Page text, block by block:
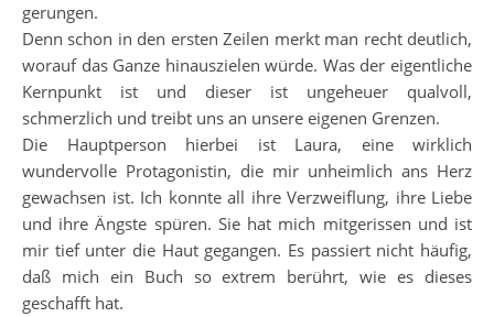
gerungen.
Denn schon in den ersten Zeilen merkt man recht deutlich,
worauf das Ganze hinauszielen würde. Was der eigentliche
Kernpunkt ist und dieser ist ungeheuer qualvoll,
schmerzlich und treibt uns an unsere eigenen Grenzen.
Die Hauptperson hierbei ist Laura, eine wirklich
wundervolle Protagonistin, die mir unheimlich ans Herz
gewachsen ist. Ich konnte all ihre Verzweiflung, ihre Liebe
und ihre Ängste spüren. Sie hat mich mitgerissen und ist
mir tief unter die Haut gegangen. Es passiert nicht häufig,
daß mich ein Buch so extrem berührt, wie es dieses
geschafft hat.